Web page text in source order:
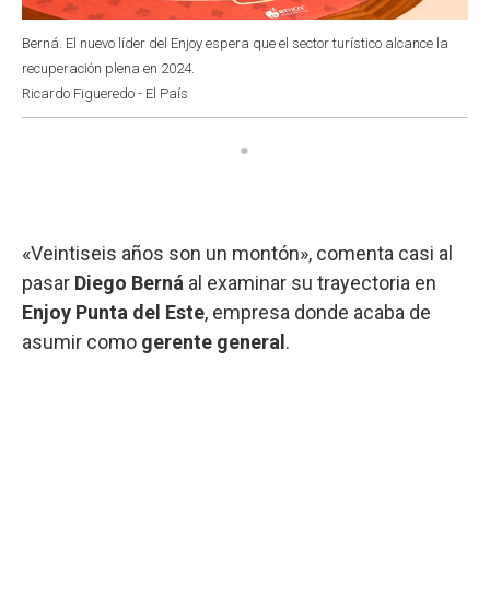
Berná. El nuevo líder del Enjoy espera que el sector turístico alcance la
recuperación plena en 2024.
Ricardo Figueredo - El País
«Veintiseis años son un montón», comenta casi al
pasar Diego Berná al examinar su trayectoria en
Enjoy Punta del Este, empresa donde acaba de
asumir como gerente general .